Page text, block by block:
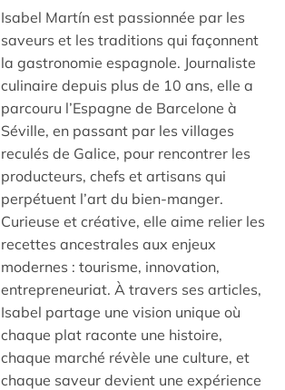
Isabel Martín est passionnée par les
saveurs et les traditions qui façonnent
la gastronomie espagnole. Journaliste
culinaire depuis plus de 10 ans, elle a
parcouru l’Espagne de Barcelone à
Séville, en passant par les villages
reculés de Galice, pour rencontrer les
producteurs, chefs et artisans qui
perpétuent l’art du bien-manger.
Curieuse et créative, elle aime relier les
recettes ancestrales aux enjeux
modernes : tourisme, innovation,
entrepreneuriat. À travers ses articles,
Isabel partage une vision unique où
chaque plat raconte une histoire,
chaque marché révèle une culture, et
chaque saveur devient une expérience